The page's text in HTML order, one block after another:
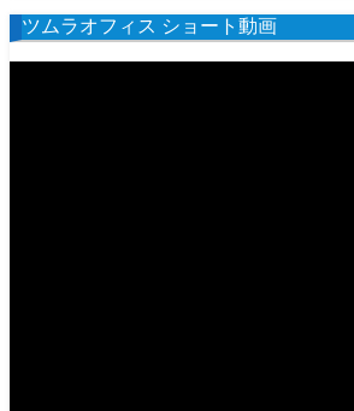
ツムラオフィス ショート動画